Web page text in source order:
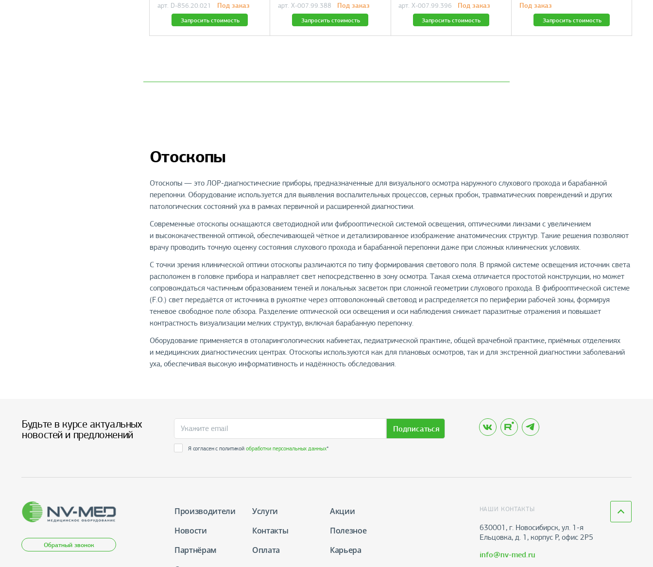
арт. D-856.20.021 Под заказ
Запросить стоимость
арт. X-007.99.388 Под заказ
Запросить стоимость
арт. X-007.99.396 Под заказ
Запросить стоимость
Под заказ
Запросить стоимость
Отоскопы
Отоскопы — это ЛОР-диагностические приборы, предназначенные для визуального осмотра наружного слухового прохода и барабанной
перепонки. Оборудование используется для выявления воспалительных процессов, серных пробок, травматических повреждений и других
патологических состояний уха в рамках первичной и расширенной диагностики.
Современные отоскопы оснащаются светодиодной или фиброоптической системой освещения, оптическими линзами с увеличением
и высококачественной оптикой, обеспечивающей чёткое и детализированное изображение анатомических структур. Такие решения позволяют
врачу проводить точную оценку состояния слухового прохода и барабанной перепонки даже при сложных клинических условиях.
С точки зрения клинической оптики отоскопы различаются по типу формирования светового поля. В прямой системе освещения источник света
расположен в головке прибора и направляет свет непосредственно в зону осмотра. Такая схема отличается простотой конструкции, но может
сопровождаться частичным образованием теней и локальных засветок при сложной геометрии слухового прохода. В фиброоптической системе
(F.O.) свет передаётся от источника в рукоятке через оптоволоконный световод и распределяется по периферии рабочей зоны, формируя
теневое свободное поле обзора. Разделение оптической оси освещения и оси наблюдения снижает паразитные отражения и повышает
контрастность визуализации мелких структур, включая барабанную перепонку.
Оборудование применяется в отоларингологических кабинетах, педиатрической практике, общей врачебной практике, приёмных отделениях
и медицинских диагностических центрах. Отоскопы используются как для плановых осмотров, так и для экстренной диагностики заболеваний
уха, обеспечивая высокую информативность и надёжность обследования.
Будьте в курсе актуальных
новостей и предложений
Подписаться
Я согласен с политикойобработки персональных данных*
Обратный звонок
Производители Услуги
Акции
Новости
Контакты
Полезное
Партнёрам
Оплата
Карьера
НАШИ КОНТАКТЫ
630001, г. Новосибирск, ул. 1-я
Ельцовка, д. 1, корпус Р, офис 2Р5
info@nv-med.ru